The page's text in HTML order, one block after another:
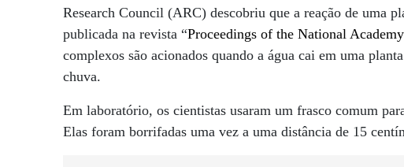
Research Council (ARC) descobriu que a reação de uma
publicada na revista “Proceedings of the National
complexos são acionados quando a água cai em uma
chuva.
Em laboratório, os cientistas usaram um frasco comum
Elas foram borrifadas uma vez a uma distância de 15